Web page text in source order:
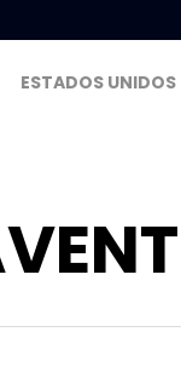
ESTADOS UNIDOS